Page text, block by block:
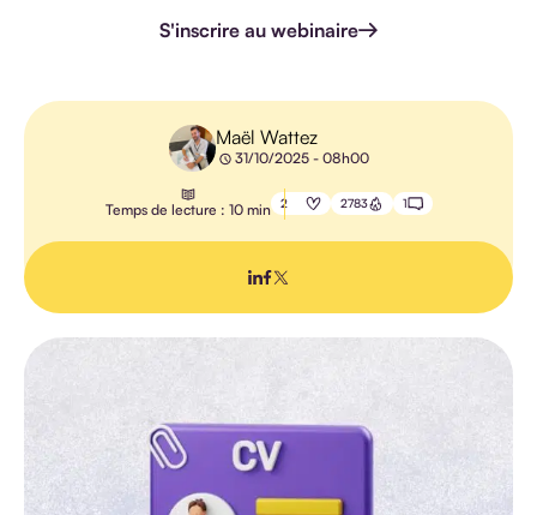
TOUS LES
ARTICLES
S'inscrire au webinaire
Maël Wattez
31/10/2025 - 08h00
Temps de lecture : 10 min 2 2783 1